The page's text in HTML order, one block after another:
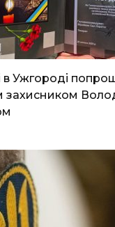
в Ужгороді
захисником